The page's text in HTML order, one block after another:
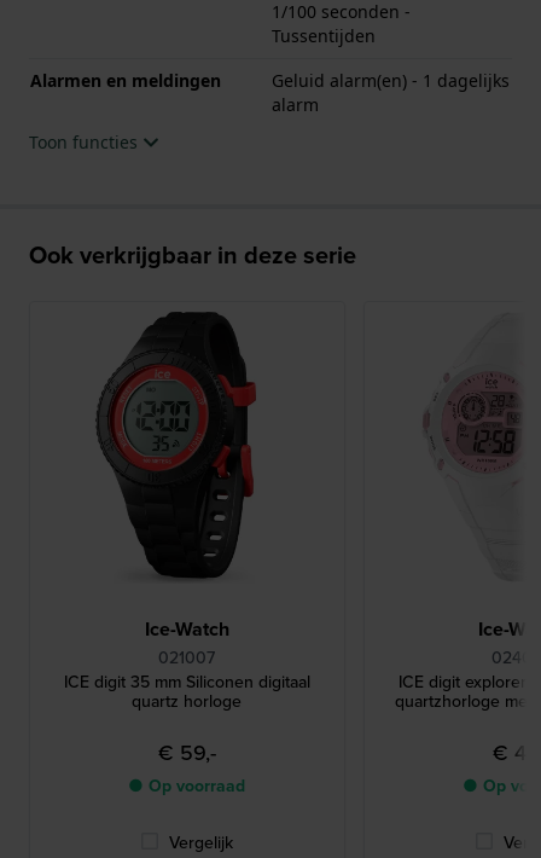
1/100 seconden -
Tussentijden
Alarmen en meldingen
Geluid alarm(en) - 1 dagelijks
alarm
Toon functies
Ook verkrijgbaar in deze serie
Ice-Watch
021007
ICE digit 35 mm Siliconen digitaal
quartz horloge
€ 59,-
● Op voorraad
Vergelijk
Ice-
ICE digit explorer
quartzhorloge met
€
● Op